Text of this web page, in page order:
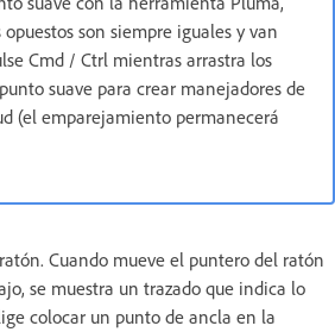
son siempre iguales y van
Cmd / Ctrl mientras arrastra los
suave para crear manejadores de
(el emparejamiento permanecerá
Cuando mueve el puntero del ratón
se muestra un trazado que indica lo
colocar un punto de ancla en la